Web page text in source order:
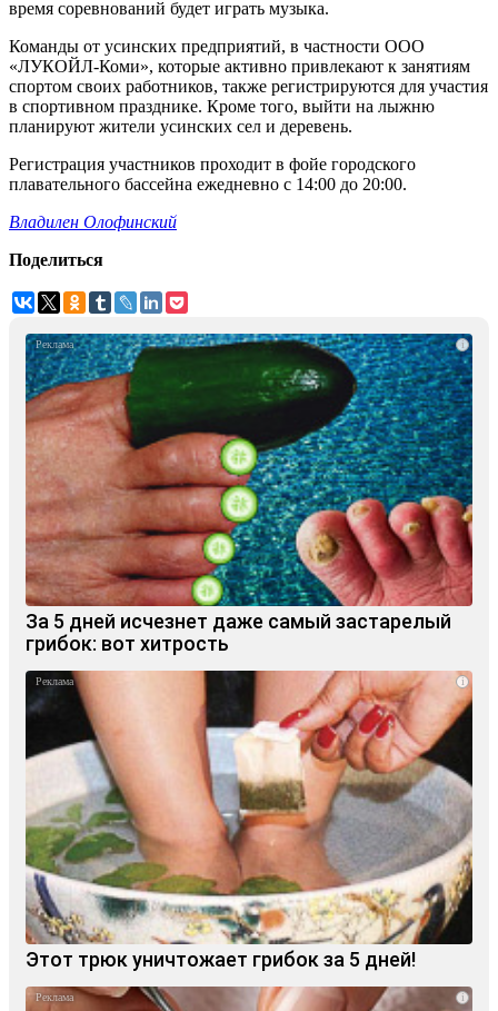
время соревнований будет играть музыка.
Команды от усинских предприятий, в частности ООО
«ЛУКОЙЛ-Коми», которые активно привлекают к занятиям
спортом своих работников, также регистрируются для участия
в спортивном празднике. Кроме того, выйти на лыжню
планируют жители усинских сел и деревень.
Регистрация участников проходит в фойе городского
плавательного бассейна ежедневно с 14:00 до 20:00.
Владилен Олофинский
Поделиться
i
За 5 дней исчезнет даже самый застарелый
грибок: вот хитрость
i
Этот трюк уничтожает грибок за 5 дней!
i